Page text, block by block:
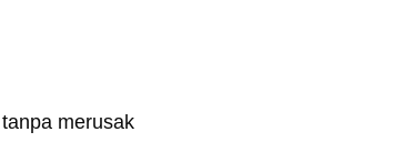
merusak